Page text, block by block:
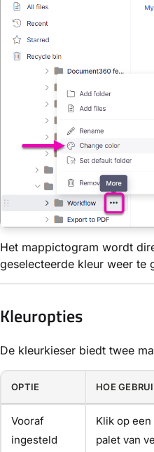
Het mappictogram wordt
geselecteerde kleur weer te
Kleuropties
De kleurkieser biedt twee
OPTIE HOE
Vooraf
ingesteld
Klik op
palet van